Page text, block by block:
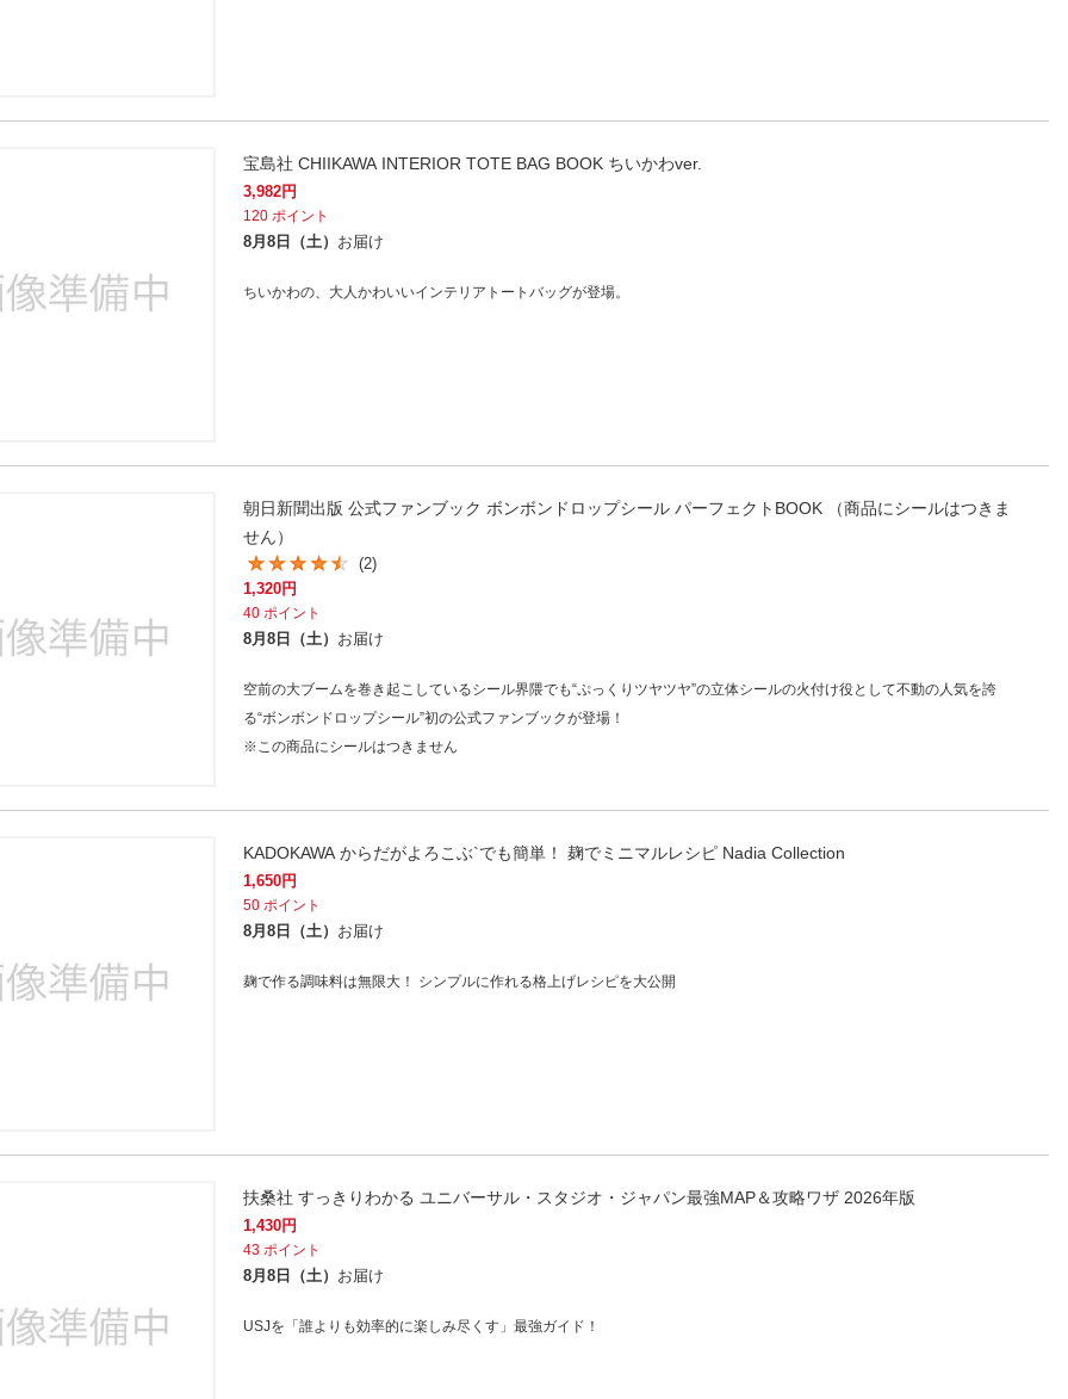
宝島社 CHIIKAWA INTERIOR TOTE BAG BOOK ちいかわver.
3,982円
120 ポイント
8月8日（土） お届け
ちいかわの、大人かわいいインテリアトートバッグが登場。
朝日新聞出版 公式ファンブック ボンボンドロップシール パーフェクトBOOK （商品にシールはつきま
せん）
(2)
1,320円
40 ポイント
8月8日（土） お届け
空前の大ブームを巻き起こしているシール界隈でも“ぷっくりツヤツヤ”の立体シールの火付け役として不動の人気を誇
る“ボンボンドロップシール”初の公式ファンブックが登場！
※この商品にシールはつきません
KADOKAWA からだがよろこぶ`でも簡単！ 麹でミニマルレシピ Nadia Collection
1,650円
50 ポイント
8月8日（土） お届け
麹で作る調味料は無限大！ シンプルに作れる格上げレシピを大公開
扶桑社 すっきりわかる ユニバーサル・スタジオ・ジャパン最強MAP＆攻略ワザ 2026年版
1,430円
43 ポイント
8月8日（土） お届け
USJを「誰よりも効率的に楽しみ尽くす」最強ガイド！